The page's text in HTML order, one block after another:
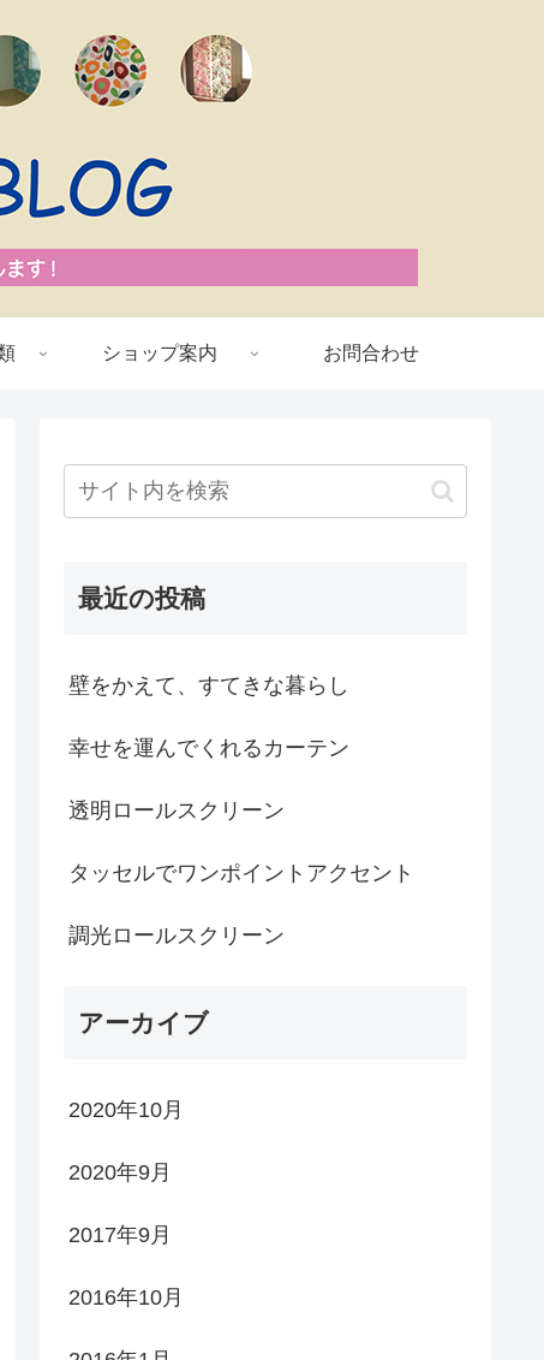
ショップ案内 お問合わせ
最近の投稿
壁をかえて、すてきな暮らし
幸せを運んでくれるカーテン
透明ロールスクリーン
タッセルでワンポイントアクセント
調光ロールスクリーン
アーカイブ
2020年10月
2020年9月
2017年9月
2016年10月